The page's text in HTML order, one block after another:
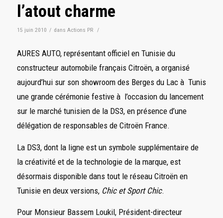
l’atout charme
15 juin 2010 / dans Actions PR /
AURES AUTO, représentant officiel en Tunisie du
constructeur automobile français Citroën, a organisé
aujourd’hui sur son showroom des Berges du Lac à Tunis
une grande cérémonie festive à l’occasion du lancement
sur le marché tunisien de la DS3, en présence d’une
délégation de responsables de Citroën France.
La DS3, dont la ligne est un symbole supplémentaire de
la créativité et de la technologie de la marque, est
désormais disponible dans tout le réseau Citroën en
Tunisie en deux versions, Chic et Sport Chic.
Pour Monsieur Bassem Loukil, Président-directeur